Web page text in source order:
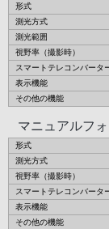
形式
測光方式
測光範囲
視野率（撮影時）
スマートテレコンバータ
表示機能
その他の機能
マニュアルフ
形式
測光方式
視野率（撮影時）
スマートテレコンバータ
表示機能
その他の機能